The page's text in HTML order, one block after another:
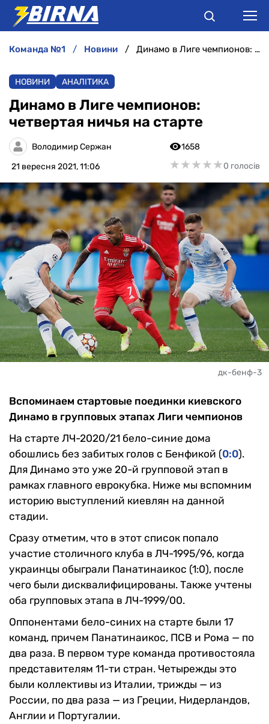
АНАЛІТИКА
ІНТЕРВ'Ю
РІЗНЕ
БУКМЕКЕРИ
команда №1 новини Динамо в Лиге чемпионов: четвертая ничья на старте
НОВИНИ АНАЛІТИКА
Динамо в Лиге чемпионов:
четвертая ничья на старте
Володимир Сержан
21 вересня 2021, 11:06
1658
★★★★★
★★★★★0 голосів
дк-бенф-3
Вспоминаем стартовые поединки киевского
Динамо в групповых этапах Лиги чемпионов
На старте ЛЧ-2020/21 бело-синие дома
обошлись без забитых голов с Бенфикой (0:0).
Для Динамо это уже 20-й групповой этап в
рамках главного еврокубка. Ниже мы вспомним
историю выступлений киевлян на данной
стадии.
Сразу отметим, что в этот список попало
участие столичного клуба в ЛЧ-1995/96, когда
украинцы обыграли Панатинаикос (1:0), после
чего были дисквалифицированы. Также учтены
оба групповых этапа в ЛЧ-1999/00.
Оппонентами бело-синих на старте были 17
команд, причем Панатинаикос, ПСВ и Рома — по
два раза. В первом туре команда противостояла
представителям 11-ти стран. Четырежды это
были коллективы из Италии, трижды — из
России, по два раза — из Греции, Нидерландов,
Англии и Португалии.